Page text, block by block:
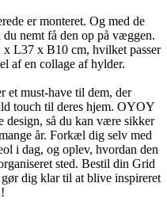
er monteret. Og med de
nemt få den op på væggen.
L37 x B10 cm, hvilket passer
af en collage af hylder.
must-have til dem, der
touch til deres hjem. OYOY
design, så du kan være sikker
år. Forkæl dig selv med
i dag, og oplev, hvordan den
sted. Bestil din Grid
dig klar til at blive inspireret